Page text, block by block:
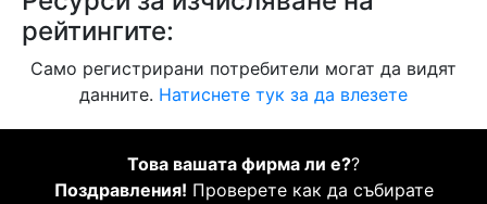
рейтингите:
Само регистрирани потребители могат да видят
данните. Натиснете тук за да влезете
Това вашата фирма ли е??
Поздравления! Проверете как да събирате